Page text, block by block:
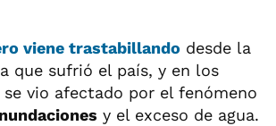
viene trastabillando desde la
que sufrió el país, y en los
vio afectado por el fenómeno
y el exceso de agua.